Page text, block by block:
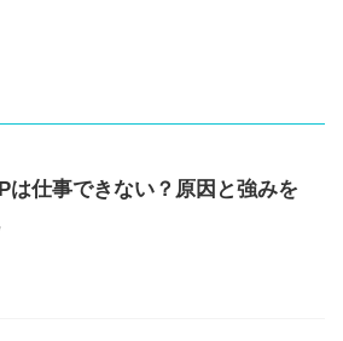
は仕事できない？原因と強みを